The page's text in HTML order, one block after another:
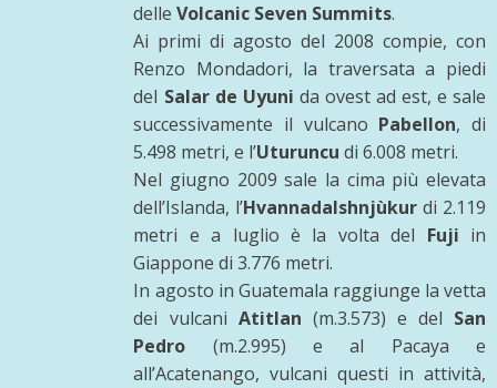
delleVolcanic Seven Summits.
Ai primi di agosto del 2008 compie, con
Renzo Mondadori, la traversata a piedi
del Salar de Uyuni da ovest ad est, e sale
successivamente il vulcano Pabellon, di
5.498 metri, e l’Uturuncu di 6.008 metri.
Nel giugno 2009 sale la cima più elevata
dell’Islanda, l’Hvannadalshnjùkur di 2.119
metri e a luglio è la volta del Fuji in
Giappone di 3.776 metri.
In agosto in Guatemala raggiunge la vetta
dei vulcani Atitlan (m.3.573) e del San
Pedro (m.2.995) e al Pacaya e
all’Acatenango, vulcani questi in attività,